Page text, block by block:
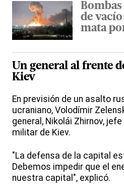
de
mata
Un general al frente
Kiev
En previsión de un asalto
ucraniano, Volodímir
general, Nikolái Zhirnov,
militar de Kiev.
"La defensa de la capital
Debemos impedir que el
nuestra capital", explicó.